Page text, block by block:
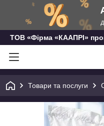
ТОВ «Фірма «КААПРІ»
Товари та послуги